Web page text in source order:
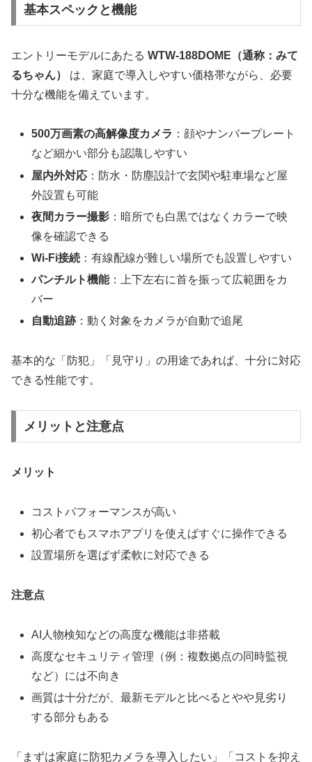
基本スペックと機能
エントリーモデルにあたる WTW-188DOME（通称：みて
るちゃん）
は、家庭で導入しやすい価格帯ながら、必要
十分な機能を備えています。
500万画素の高解像度カメラ ：顔やナンバープレート
など細かい部分も認識しやすい
屋内外対応 ：防水・防塵設計で玄関や駐車場など屋
外設置も可能
夜間カラー撮影 ：暗所でも白黒ではなくカラーで映
像を確認できる
Wi-Fi接続 ：有線配線が難しい場所でも設置しやすい
パンチルト機能：上下左右に首を振って広範囲をカ
バー
自動追跡：動く対象をカメラが自動で追尾
基本的な「防犯」「見守り」の用途であれば、十分に対応
できる性能です。
メリットと注意点
メリット
コストパフォーマンスが高い
初心者でもスマホアプリを使えばすぐに操作できる
設置場所を選ばず柔軟に対応できる
注意点
AI人物検知などの高度な機能は非搭載
高度なセキュリティ管理（例：複数拠点の同時監視
など）には不向き
画質は十分だが、最新モデルと比べるとやや見劣り
する部分もある
「まずは家庭に防犯カメラを導入したい」「コストを抑え